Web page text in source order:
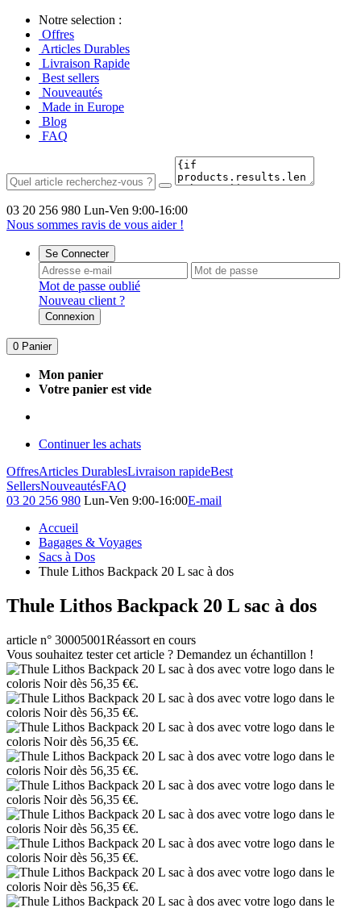
Notre selection :
Offres
Articles Durables
Livraison Rapide
Best sellers
Nouveautés
Made in Europe
Blog
FAQ
03 20 256 980 Lun-Ven 9:00-16:00
Nous sommes ravis de vous aider !
Se Connecter
Mot de passe oublié
Nouveau client ?
Connexion
0 Panier
Mon panier
Votre panier est vide
Continuer les achats
OffresArticles DurablesLivraison rapideBest
SellersNouveautésFAQ
03 20 256 980 Lun-Ven 9:00-16:00E-mail
Accueil
Bagages & Voyages
Sacs à Dos
Thule Lithos Backpack 20 L sac à dos
Thule Lithos Backpack 20 L sac à dos
article n° 30005001Réassort en cours
Vous souhaitez tester cet article ? Demandez un échantillon !